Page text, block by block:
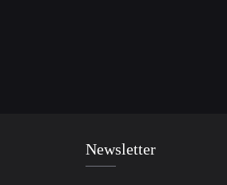
Newsletter